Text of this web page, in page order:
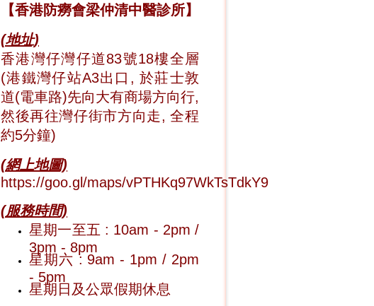
【香港防癆會梁仲清中醫診所】
(地址)
香港灣仔灣仔道83號18樓全層
(港鐵灣仔站A3出口, 於莊士敦
道(電車路)先向大有商場方向行,
然後再往灣仔街市方向走, 全程
約5分鐘)
(網上地圖)
https://goo.gl/maps/vPTHKq97WkTsTdkY9
(服務時間)
星期一至五 : 10am - 2pm /
3pm - 8pm
星期六 : 9am - 1pm / 2pm
- 5pm
星期日及公眾假期休息